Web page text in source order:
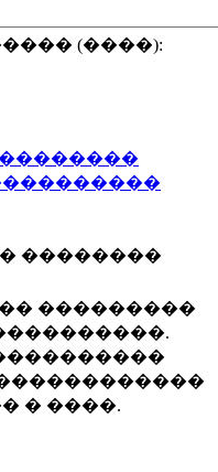
(����):
��������
���������
� ����.